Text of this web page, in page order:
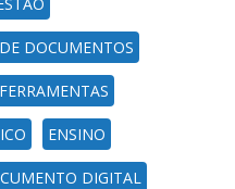
DOCUMENTOS
FERRAMENTAS
ENSINO
DIGITAL